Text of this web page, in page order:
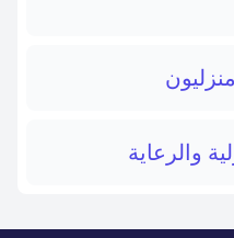
والرعاية